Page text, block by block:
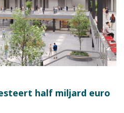
half miljard euro